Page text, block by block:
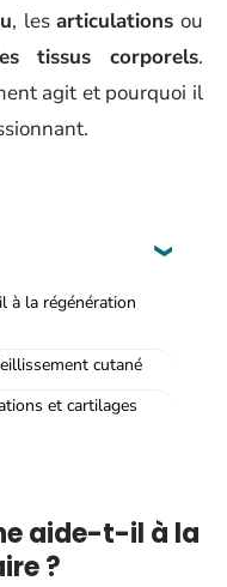
, lesarticulations ou
tissus corporels.
agit et pourquoi il
à la régénération
cutané
et cartilages
aide-t-il à la
?